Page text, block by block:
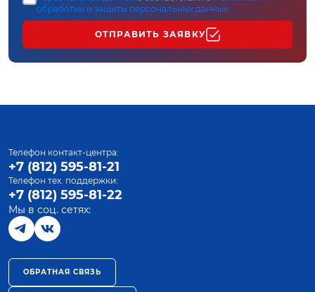
обработки и защиты персональных данных
ОТПРАВИТЬ ЗАЯВКУ
Телефон контакт-центра:
+7 (812) 595-81-21
Телефон тех. поддержки:
+7 (812) 595-81-22
Мы в соц. сетях:
ОБРАТНАЯ СВЯЗЬ